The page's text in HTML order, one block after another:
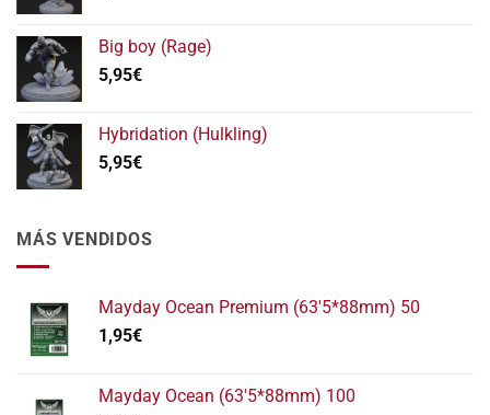
11,95€
Big boy (Rage)
5,95€
Hybridation (Hulkling)
5,95€
MÁS VENDIDOS
Mayday Ocean Premium (63'5*88mm) 50
1,95€
Mayday Ocean (63'5*88mm) 100